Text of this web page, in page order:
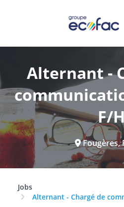
Alternant -
F/H
Fougères,
Jobs
Alternant - Chargé de